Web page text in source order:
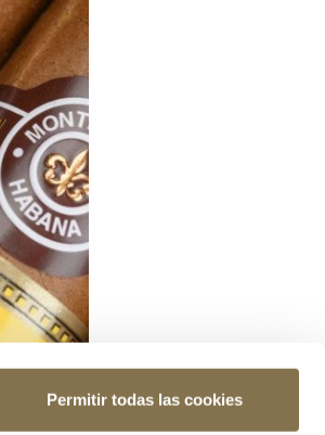
Permitir todas las cookies